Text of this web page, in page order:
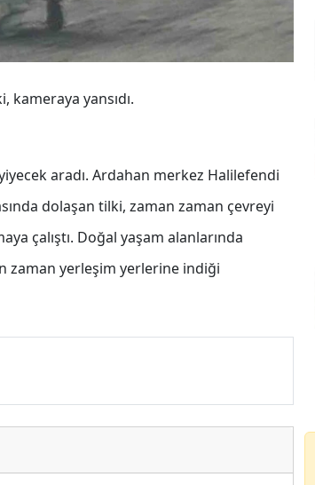
kameraya yansıdı.
aradı. Ardahan merkez Halilefendi
dolaşan tilki, zaman zaman çevreyi
çalıştı. Doğal yaşam alanlarında
zaman yerleşim yerlerine indiği